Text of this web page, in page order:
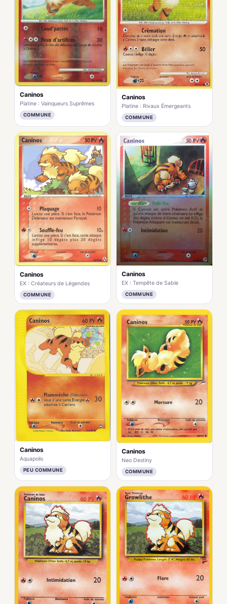
Caninos
Platine : Vainqueurs Suprêmes
COMMUNE
Caninos
Platine : Rivaux Émergeants
COMMUNE
Caninos
EX : Créateurs de Légendes
COMMUNE
Caninos
EX : Tempête de Sable
COMMUNE
Caninos
Aquapolis
PEU COMMUNE
Caninos
Neo Destiny
COMMUNE